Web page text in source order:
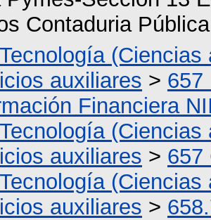
Contaduria
(Ciencias
auxiliares > 657
Financiera
(Ciencias
auxiliares > 657
(Ciencias
auxiliares >